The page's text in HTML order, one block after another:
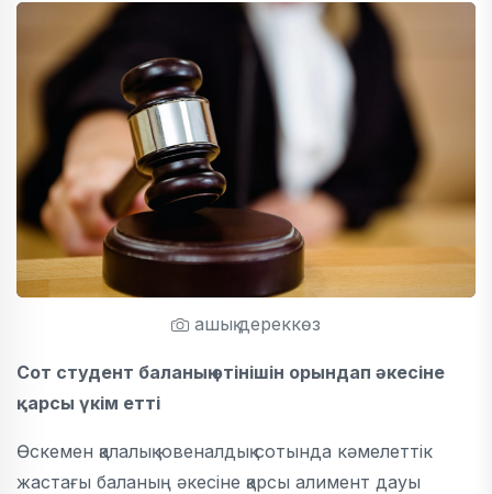
ашық дереккөз
Сот студент баланың өтінішін орындап әкесіне
қарсы үкім етті
Өскемен қалалық ювеналдық сотында кәмелеттік
жастағы баланың әкесіне қарсы алимент дауы